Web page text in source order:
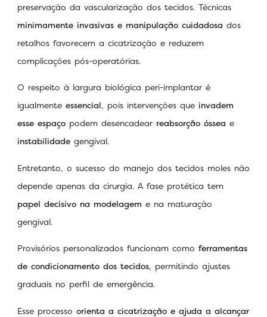
preservação da vascularização dos tecidos. Técnicas
minimamente invasivas e manipulação cuidadosa dos
retalhos favorecem a cicatrização e reduzem
complicações pós-operatórias.
O respeito à largura biológica peri-implantar é
igualmente essencial, pois intervenções que invadem
esse espaço podem desencadear reabsorção óssea e
instabilidade gengival.
Entretanto, o sucesso do manejo dos tecidos moles não
depende apenas da cirurgia. A fase protética tem
papel decisivo na modelagem e na maturação
gengival.
Provisórios personalizados funcionam como ferramentas
de condicionamento dos tecidos, permitindo ajustes
graduais no perfil de emergência.
Esse processo orienta a cicatrização e ajuda a alcançar